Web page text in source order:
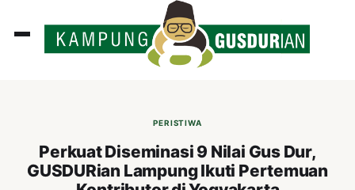
PERISTIWA
Perkuat Diseminasi 9 Nilai Gus Dur,
GUSDURian Lampung Ikuti Pertemuan